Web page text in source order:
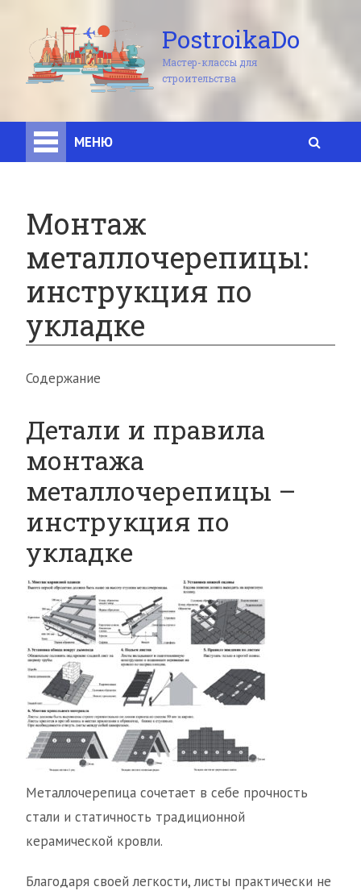
PostroikaDo
Мастер-классы для
строительства
МЕНЮ
Монтаж
металлочерепицы:
инструкция по
укладке
Содержание
Детали и правила
монтажа
металлочерепицы –
инструкция по
укладке
Металлочерепица сочетает в себе прочность
стали и статичность традиционной
керамической кровли.
Благодаря своей легкости, листы практически не